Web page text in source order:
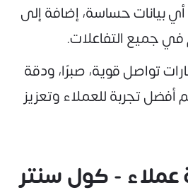
بيانات حساسة، إضافة إلى
في جميع التفاعلات.
تواصل قوية، صبرًا، ودقة
تجربة للعملاء وتعزيز
- كول سنتر